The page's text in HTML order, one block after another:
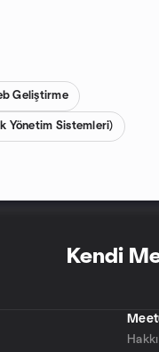
Geliştirme
Yönetim Sistemleri)
Kendi